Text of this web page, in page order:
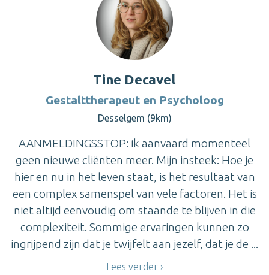
Tine Decavel
Gestalttherapeut en Psycholoog
Desselgem (9km)
AANMELDINGSSTOP: ik aanvaard momenteel
geen nieuwe cliënten meer. Mijn insteek: Hoe je
hier en nu in het leven staat, is het resultaat van
een complex samenspel van vele factoren. Het is
niet altijd eenvoudig om staande te blijven in die
complexiteit. Sommige ervaringen kunnen zo
ingrijpend zijn dat je twijfelt aan jezelf, dat je de ...
Lees verder